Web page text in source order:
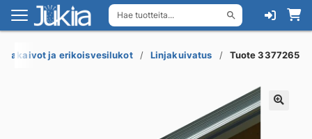
Hae tuotteita...
Siirry
navigointiin
Siirry
sisältöön
ja erikoisvesilukot Linjakuivatus Tuote 3377265